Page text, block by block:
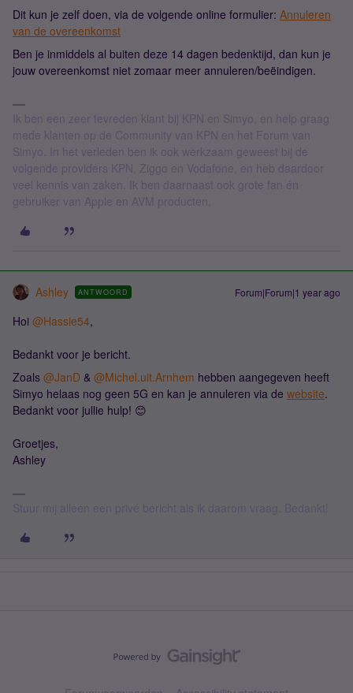
Dit kun je zelf doen, via de volgende online formulier: Annuleren
van de overeenkomst
Ben je inmiddels al buiten deze 14 dagen bedenktijd, dan kun je
jouw overeenkomst niet zomaar meer annuleren/beëindigen.
Ik ben een zeer tevreden klant bij KPN en Simyo, en help graag
mede klanten op de Community van KPN en het Forum van
Simyo. In het verleden ben ik ook werkzaam geweest bij de
volgende providers KPN, Ziggo en Vodafone, en heb daardoor
veel kennis van zaken. Ik ben daarnaast ook grote fan én
gebruiker van Apple en AVM producten.
Ashley ANTWOORD Forum|Forum|1 year ago
Hoi @Hassie54,
Bedankt voor je bericht.
Zoals @JanD & @Michel.uit.Arnhem hebben aangegeven heeft
Simyo helaas nog geen 5G en kan je annuleren via de website.
Bedankt voor jullie hulp! 😊
Groetjes,
Ashley